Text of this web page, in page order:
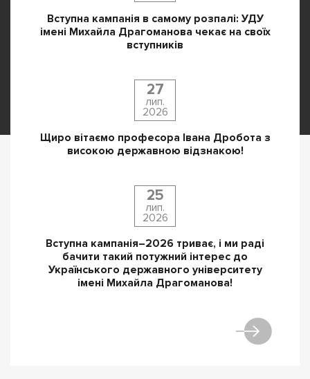
Вступна кампанія в самому розпалі: УДУ
імені Михайла Драгоманова чекає на своїх
вступників
27
лип.
2026
Щиро вітаємо професора Івана Дробота з
високою державною відзнакою!
25
лип.
2026
Вступна кампанія–2026 триває, і ми раді
бачити такий потужний інтерес до
Українського державного університету
імені Михайла Драгоманова!